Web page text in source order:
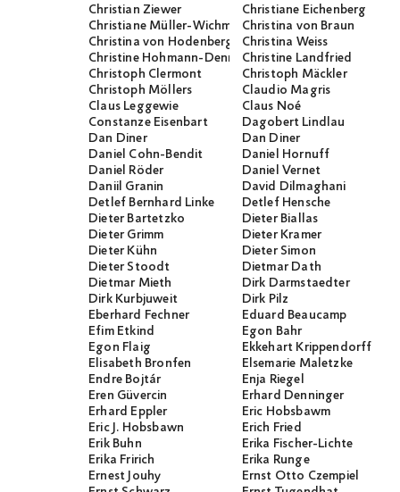
Christian Ziewer
Christiane Eichenberg
Christiane Müller-WichmannChristina von Braun
Christina von Hodenberg
Christina Weiss
Christine Hohmann-DennhardtChristine Landfried
Christoph Clermont
Christoph Mäckler
Christoph Möllers
Claudio Magris
Claus Leggewie
Claus Noé
Constanze Eisenbart
Dagobert Lindlau
Dan Diner
Dan Diner
Daniel Cohn-Bendit
Daniel Hornuff
Daniel Röder
Daniel Vernet
Daniil Granin
David Dilmaghani
Detlef Bernhard Linke
Detlef Hensche
Dieter Bartetzko
Dieter Biallas
Dieter Grimm
Dieter Kramer
Dieter Kühn
Dieter Simon
Dieter Stoodt
Dietmar Dath
Dietmar Mieth
Dirk Darmstaedter
Dirk Kurbjuweit
Dirk Pilz
Eberhard Fechner
Eduard Beaucamp
Efim Etkind
Egon Bahr
Egon Flaig
Ekkehart Krippendorff
Elisabeth Bronfen
Elsemarie Maletzke
Endre Bojtár
Enja Riegel
Eren Güvercin
Erhard Denninger
Erhard Eppler
Eric Hobsbawm
Eric J. Hobsbawn
Erich Fried
Erik Buhn
Erika Fischer-Lichte
Erika Fririch
Erika Runge
Ernest Jouhy
Ernst Otto Czempiel